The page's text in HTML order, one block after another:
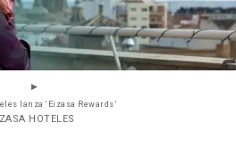
lanza ‘Eizasa Rewards’
HOTELES